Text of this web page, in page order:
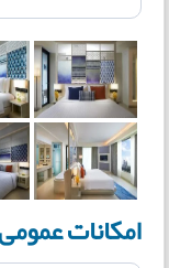
امکانات